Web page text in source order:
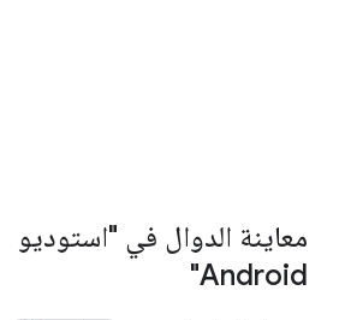
معاينة الدوال في "استوديو
Android"